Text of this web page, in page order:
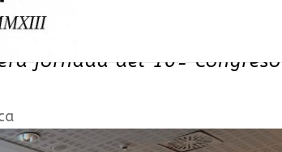
de la reestructuración
jornada del 10º Congreso